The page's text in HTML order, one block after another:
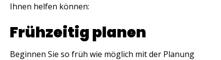
Ihnen helfen können:
Frühzeitig planen
Beginnen Sie so früh wie möglich mit der Planung